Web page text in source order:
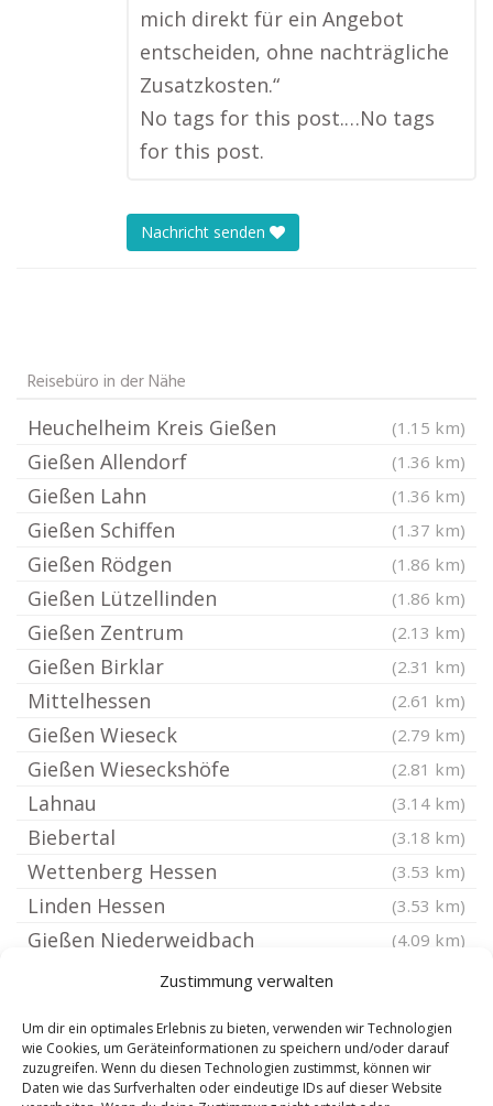
Zustimmung verwalten
Um dir ein optimales Erlebnis zu bieten, verwenden wir Technologien
wie Cookies, um Geräteinformationen zu speichern und/oder darauf
zuzugreifen. Wenn du diesen Technologien zustimmst, können wir
Daten wie das Surfverhalten oder eindeutige IDs auf dieser Website
mich direkt für ein Angebot
entscheiden, ohne nachträgliche
Zusatzkosten.“
No tags for this post.…No tags
for this post.
Nachricht senden
Reisebüro in der Nähe
Heuchelheim Kreis Gießen (1.15 km)
Gießen Allendorf (1.36 km)
Gießen Lahn (1.36 km)
Gießen Schiffen (1.37 km)
Gießen Rödgen (1.86 km)
Gießen Lützellinden (1.86 km)
Gießen Zentrum (2.13 km)
Gießen Birklar (2.31 km)
Mittelhessen (2.61 km)
Gießen Wieseck (2.79 km)
Gießen Wieseckshöfe (2.81 km)
Lahnau (3.14 km)
Biebertal (3.18 km)
Wettenberg Hessen (3.53 km)
Linden Hessen (3.53 km)
Gießen Niederweidbach (4.09 km)
Hüttenberg Hessen (4.67 km)
Wetzlar Dutenhofen (4.67 km)